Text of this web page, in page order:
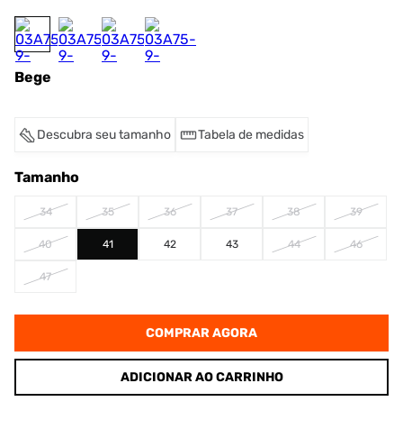
Bege
Descubra seu tamanho Tabela de medidas
Tamanho
34 35 36 37 38 39
40 41 42 43 44 46
47
COMPRAR AGORA
ADICIONAR AO CARRINHO